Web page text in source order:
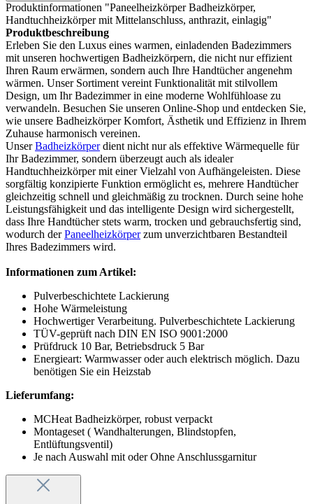
Produktinformationen "Paneelheizkörper Badheizkörper,
Handtuchheizkörper mit Mittelanschluss, anthrazit, einlagig"
Produktbeschreibung
Erleben Sie den Luxus eines warmen, einladenden Badezimmers
mit unseren hochwertigen Badheizkörpern, die nicht nur effizient
Ihren Raum erwärmen, sondern auch Ihre Handtücher angenehm
wärmen. Unser Sortiment vereint Funktionalität mit stilvollem
Design, um Ihr Badezimmer in eine moderne Wohlfühloase zu
verwandeln. Besuchen Sie unseren Online-Shop und entdecken Sie,
wie unsere Badheizkörper Komfort, Ästhetik und Effizienz in Ihrem
Zuhause harmonisch vereinen.
UnserBadheizkörperdient nicht nur als effektive Wärmequelle für
Ihr Badezimmer, sondern überzeugt auch als idealer
Handtuchheizkörper mit einer Vielzahl von Aufhängeleisten. Diese
sorgfältig konzipierte Funktion ermöglicht es, mehrere Handtücher
gleichzeitig schnell und gleichmäßig zu trocknen. Durch seine hohe
Leistungsfähigkeit und das intelligente Design wird sichergestellt,
dass Ihre Handtücher stets warm, trocken und gebrauchsfertig sind,
wodurch derPaneelheizkörperzum unverzichtbaren Bestandteil
Ihres Badezimmers wird.
Informationen zum Artikel:
Pulverbeschichtete Lackierung
Hohe Wärmeleistung
Hochwertiger Verarbeitung. Pulverbeschichtete Lackierung
TÜV-geprüft nach DIN EN ISO 9001:2000
Prüfdruck 10 Bar, Betriebsdruck 5 Bar
Energieart: Warmwasser oder auch elektrisch möglich. Dazu
benötigen Sie ein Heizstab
Lieferumfang:
MCHeat Badheizkörper, robust verpackt
Montageset ( Wandhalterungen, Blindstopfen,
Entlüftungsventil)
Je nach Auswahl mit oder Ohne Anschlussgarnitur